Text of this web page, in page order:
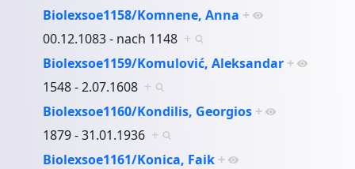
Biolexsoe1158/Komnene, Anna +
00.12.1083 - nach 1148 +
Biolexsoe1159/Komulović, Aleksandar +
1548 - 2.07.1608 +
Biolexsoe1160/Kondilis, Georgios +
1879 - 31.01.1936 +
Biolexsoe1161/Konica, Faik +